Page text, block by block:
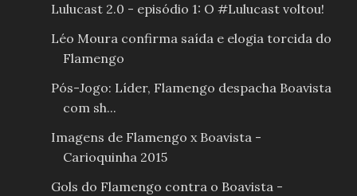
Lulucast 2.0 - episódio 1: O #Lulucast voltou!
Léo Moura confirma saída e elogia torcida do
Flamengo
Pós-Jogo: Líder, Flamengo despacha Boavista
com sh...
Imagens de Flamengo x Boavista -
Carioquinha 2015
Gols do Flamengo contra o Boavista -